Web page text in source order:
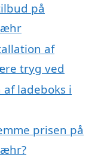
på
af
tryg ved
ladeboks i
prisen på